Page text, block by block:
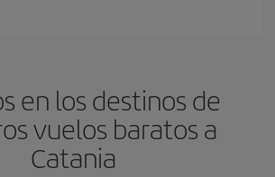
en los destinos de
vuelos baratos a
Catania